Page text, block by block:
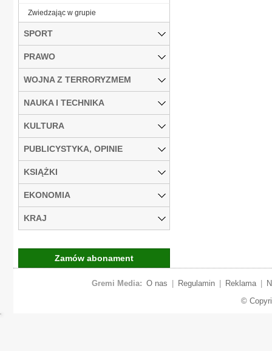
Zwiedzając w grupie
SPORT
PRAWO
WOJNA Z TERRORYZMEM
NAUKA I TECHNIKA
KULTURA
PUBLICYSTYKA, OPINIE
KSIĄŻKI
EKONOMIA
KRAJ
Zamów abonament
Gremi Media: O nas Regulamin Reklama
©